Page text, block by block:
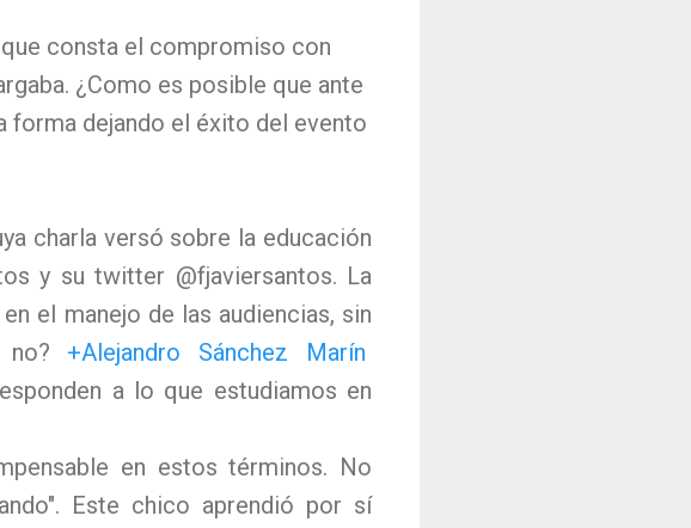
consta el compromiso con
¿Como es posible que ante
forma dejando el éxito del evento
charla versó sobre la educación
y su twitter @fjaviersantos. La
el manejo de las audiencias, sin
+Alejandro Sánchez Marín
a lo que estudiamos en
en estos términos. No
Este chico aprendió por sí